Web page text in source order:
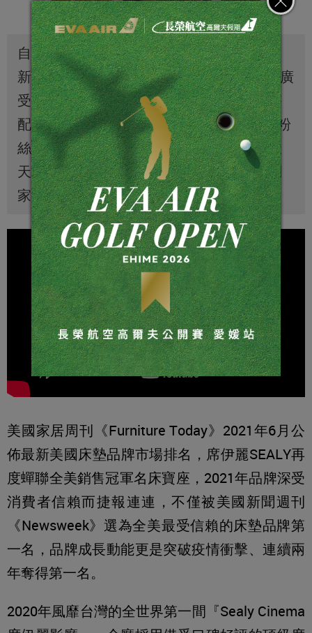
自1881年至今，席伊麗床墊不斷投資與創
新，2021年喜迎品牌140周年慶，更將兩大廣
受消費者喜愛的頂級床墊系列奢華升級，搭
配140周年慶專屬優惠，回饋更多的席伊麗粉
絲和嚮往一夜好眠的消費者，寵愛自己、天
天享有住宿五星級飯店般的放鬆睡眠，回到
家就像在度假！
美國家居周刊《Furniture Today》2021年6月公
佈最新美國床墊品牌市場排名，席伊麗SEALY再
度蟬聯全美銷售冠軍名床寶座，2021年品牌深受
消費者信賴而捷報連連，不僅被美國新聞週刊
《Newsweek》選為全美最受信賴的床墊品牌第
一名，品牌成長動能更是突破疫情衝擊、連續兩
年奪得第一名。
2020年風靡台灣的全世界第一間『Sealy Cinema